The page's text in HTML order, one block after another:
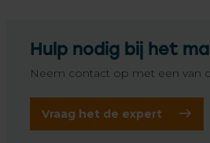
Hulp nodig bij het
Neem contact op met een van
Vraag het de expert